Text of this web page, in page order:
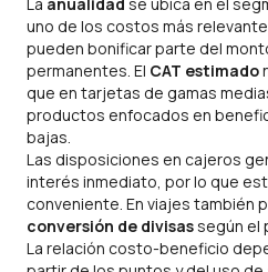
uno de los costos más
pueden bonificar parte del
permanentes. El CAT estimado
que en tarjetas de gamas
productos enfocados en
bajas.
Las disposiciones en cajeros
interés inmediato, por lo que
conveniente. En viajes también
conversión de divisassegún el
La relación costo-beneficio